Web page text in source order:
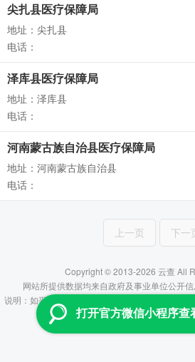
尖扎县医疗保障局
地址：尖扎县
电话：
泽库县医疗保障局
地址：泽库县
电话：
河南蒙古族自治县医疗保障局
地址：河南蒙古族自治县
电话：
上一页 下一
Copyright © 2013-2026 云查 All
网站所提供数据均来自政府及事业单位公开信
说明：如平台所提供信息有误，烦请联系管理员
正，谢谢！
打开官方微信小程序查